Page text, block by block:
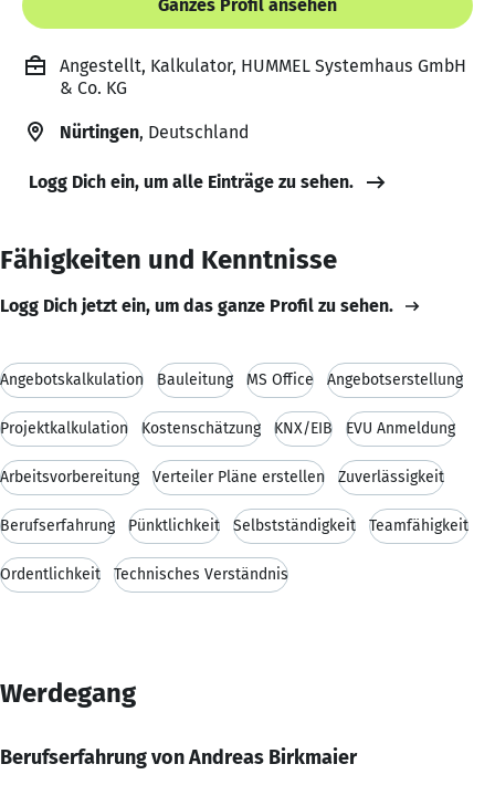
Ganzes Profil ansehen
Angestellt, Kalkulator, HUMMEL Systemhaus GmbH
& Co. KG
Nürtingen, Deutschland
Logg Dich ein, um alle Einträge zu sehen.
Fähigkeiten und Kenntnisse
Logg Dich jetzt ein, um das ganze Profil zu sehen.
Angebotskalkulation Bauleitung MS Office Angebotserstellung
Projektkalkulation Kostenschätzung KNX/EIB EVU Anmeldung
Arbeitsvorbereitung Verteiler Pläne erstellen Zuverlässigkeit
Berufserfahrung Pünktlichkeit Selbstständigkeit Teamfähigkeit
Ordentlichkeit Technisches Verständnis
Werdegang
Berufserfahrung von Andreas Birkmaier